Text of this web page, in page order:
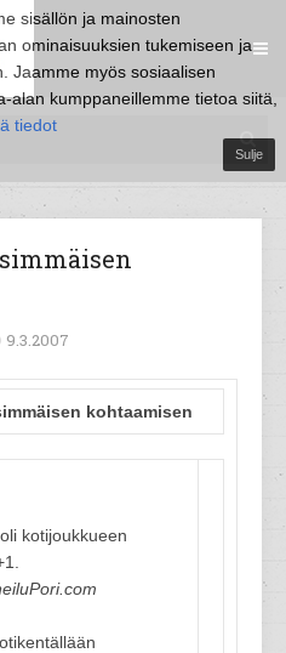
sisällön ja mainosten
ominaisuuksien tukemiseen ja
Jaamme myös sosiaalisen
alan kumppaneillemme tietoa siitä,
tiedot
Sulje
9.3.2007
kohtaamisen
kotijoukkueen